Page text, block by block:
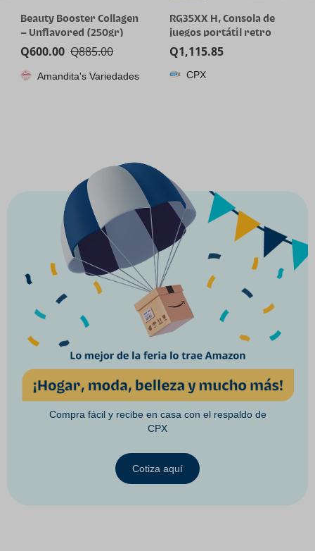
Beauty Booster Collagen
– Unflavored (250gr)
Q885.00
Q600.00
Amandita's Variedades
RG35XX H, Consola de
juegos portátil retro
Anbernic con tarjeta de
64GTF, diseño de joystick
dual, pantalla HD de 3.5
Q1,115.85
CPX
Compra fácil y recibe en casa con el respaldo de
CPX
Cotiza aquí